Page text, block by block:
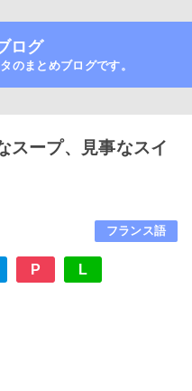
ログ
のまとめブログです。
スープ、見事なスイ
フランス語
P L